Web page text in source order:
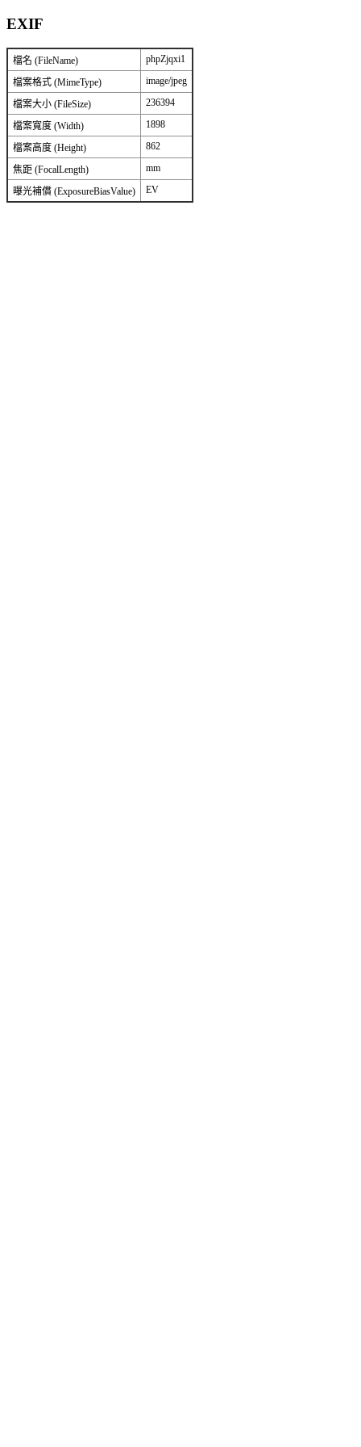
EXIF
檔名 (FileName) phpZjqxi1
檔案格式 (MimeType) image/jpeg
檔案大小 (FileSize) 236394
檔案寬度 (Width) 1898
檔案高度 (Height) 862
焦距 (FocalLength) mm
曝光補償 (ExposureBiasValue) EV